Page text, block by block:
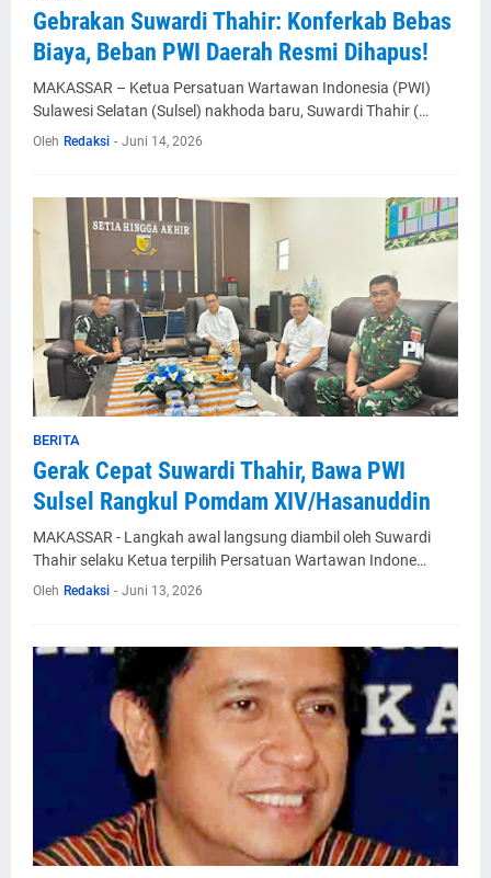
Gebrakan Suwardi Thahir: Konferkab Bebas
Biaya, Beban PWI Daerah Resmi Dihapus!
MAKASSAR – Ketua Persatuan Wartawan Indonesia (PWI)
Sulawesi Selatan (Sulsel) nakhoda baru, Suwardi Thahir (…
Oleh Redaksi - Juni 14, 2026
BERITA
Gerak Cepat Suwardi Thahir, Bawa PWI
Sulsel Rangkul Pomdam XIV/Hasanuddin
MAKASSAR - Langkah awal langsung diambil oleh Suwardi
Thahir selaku Ketua terpilih Persatuan Wartawan Indone…
Oleh Redaksi - Juni 13, 2026